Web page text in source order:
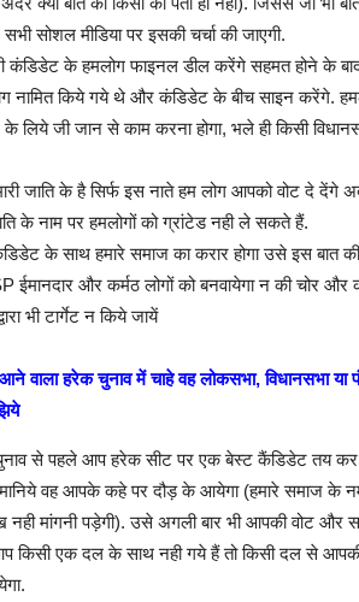
सभी सोशल मीडिया पर इसकी चर्चा की जाएगी.
कंडिडेट के हमलोग फाइनल डील करेंगे सहमत होने के
नामित किये गये थे और कंडिडेट के बीच साइन करेंगे.
लिये जी जान से काम करना होगा, भले ही किसी
जाति के है सिर्फ इस नाते हम लोग आपको वोट दे देंगे
के नाम पर हमलोगों को ग्रांटेड नही ले सकते हैं.
के साथ हमारे समाज का करार होगा उसे इस बात
ईमानदार और कर्मठ लोगों को बनवायेगा न की चोर
भी टार्गेट न किये जायें
वाला हरेक चुनाव में चाहे वह लोकसभा, विधानसभा
से पहले आप हरेक सीट पर एक बेस्ट कैंडिडेट तय
वह आपके कहे पर दौड़ के आयेगा (हमारे समाज के
नही मांगनी पड़ेगी). उसे अगली बार भी आपकी वोट और
किसी एक दल के साथ नही गये हैं तो किसी दल से आपकी